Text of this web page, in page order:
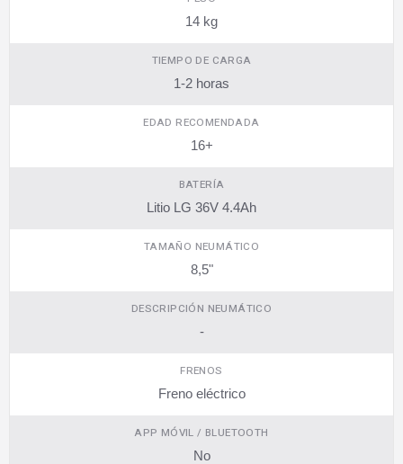
14 kg
TIEMPO DE CARGA
1-2 horas
EDAD RECOMENDADA
16+
BATERÍA
Litio LG 36V 4.4Ah
TAMAÑO NEUMÁTICO
8,5"
DESCRIPCIÓN NEUMÁTICO
-
FRENOS
Freno eléctrico
APP MÓVIL / BLUETOOTH
No